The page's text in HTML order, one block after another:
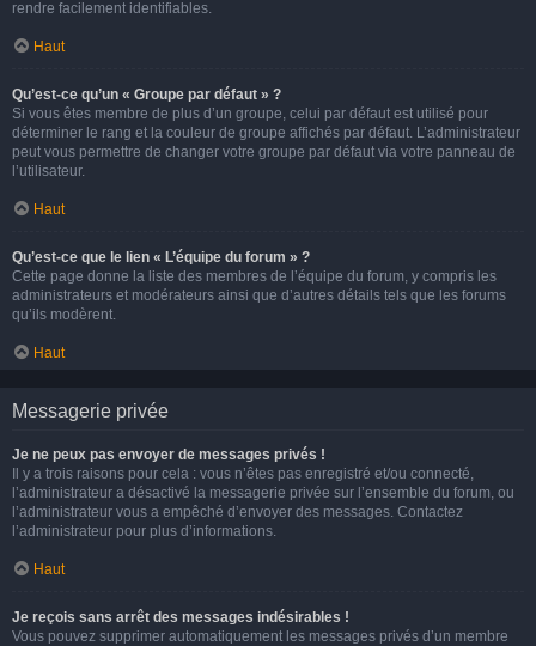
rendre facilement identifiables.
Haut
Qu’est-ce qu’un « Groupe par défaut » ?
Si vous êtes membre de plus d’un groupe, celui par défaut est utilisé pour
déterminer le rang et la couleur de groupe affichés par défaut. L’administrateur
peut vous permettre de changer votre groupe par défaut via votre panneau de
l’utilisateur.
Haut
Qu’est-ce que le lien « L’équipe du forum » ?
Cette page donne la liste des membres de l’équipe du forum, y compris les
administrateurs et modérateurs ainsi que d’autres détails tels que les forums
qu’ils modèrent.
Haut
Messagerie privée
Je ne peux pas envoyer de messages privés !
Il y a trois raisons pour cela : vous n’êtes pas enregistré et/ou connecté,
l’administrateur a désactivé la messagerie privée sur l’ensemble du forum, ou
l’administrateur vous a empêché d’envoyer des messages. Contactez
l’administrateur pour plus d’informations.
Haut
Je reçois sans arrêt des messages indésirables !
Vous pouvez supprimer automatiquement les messages privés d’un membre